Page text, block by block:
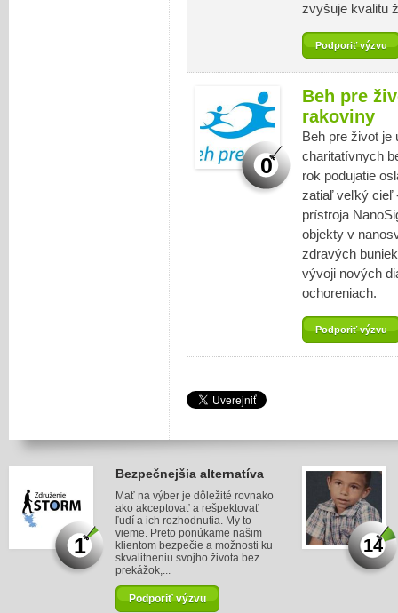
zvyšuje kvalitu
Podporiť výzvu
0
Beh pre
rakoviny
Beh pre život je
charitatívnych
rok podujatie
zatiaľ veľký cieľ
prístroja
objekty v
zdravých
vývoji nových
ochoreniach.
Podporiť výzvu
1
Bezpečnejšia alternatíva
Mať na výber je dôležité rovnako
ako akceptovať a rešpektovať
ľudí a ich rozhodnutia. My to
vieme. Preto ponúkame našim
klientom bezpečie a možnosti ku
skvalitneniu svojho života bez
prekážok,...
Podporiť výzvu
14